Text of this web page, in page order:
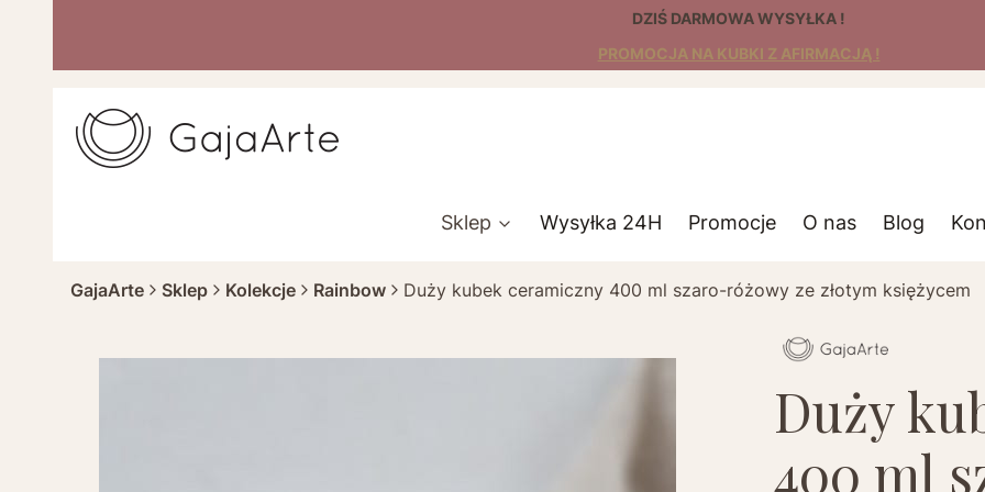
DZIŚ DARMOWA WYSYŁKA !
PROMOCJA NA KUBKI Z AFIRMACJĄ !
Sklep Wysyłka 24H Promocje O nas Blog
GajaArte Sklep Kolekcje Rainbow Duży kubek ceramiczny 400 ml szaro-różowy ze złotym księżycem
Duży
400 ml